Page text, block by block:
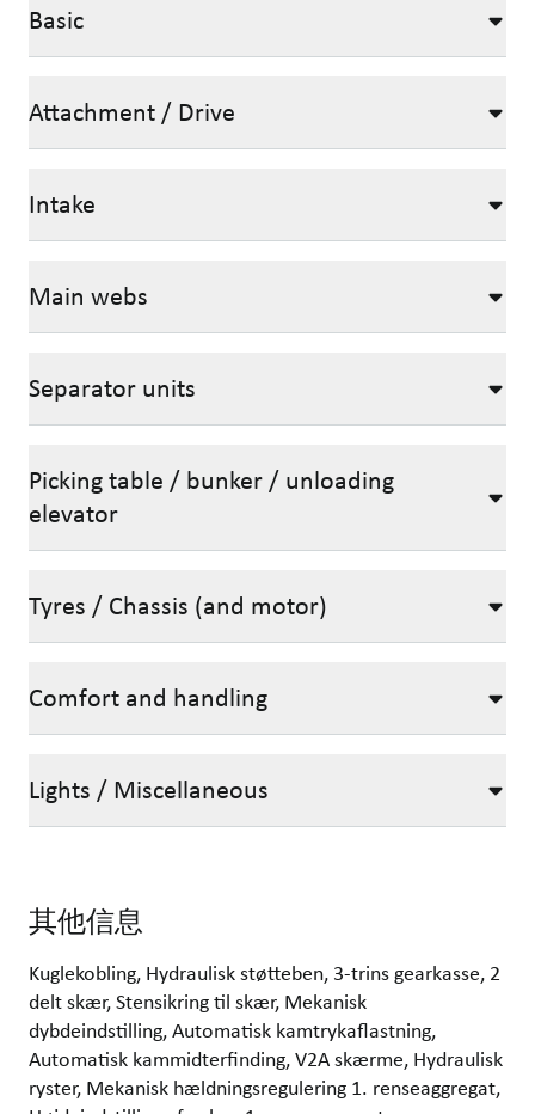
Basic
Attachment / Drive
Intake
Main webs
Separator units
Picking table / bunker / unloading
elevator
Tyres / Chassis (and motor)
Comfort and handling
Lights / Miscellaneous
其他信息
Kuglekobling, Hydraulisk støtteben, 3-trins gearkasse, 2
delt skær, Stensikring til skær, Mekanisk
dybdeindstilling, Automatisk kamtrykaflastning,
Automatisk kammidterfinding, V2A skærme, Hydraulisk
ryster, Mekanisk hældningsregulering 1. renseaggregat,